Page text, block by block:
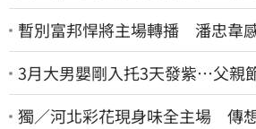
暫別富邦悍將主場轉播 潘忠韋
3月大男嬰剛入托3天發紫…父親
中心回9字
獨／河北彩花現身味全主場 傳